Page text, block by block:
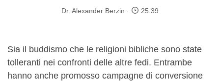
Dr. Alexander Berzin 25:39
Sia il buddismo che le religioni bibliche sono state
tolleranti nei confronti delle altre fedi. Entrambe
hanno anche promosso campagne di conversione